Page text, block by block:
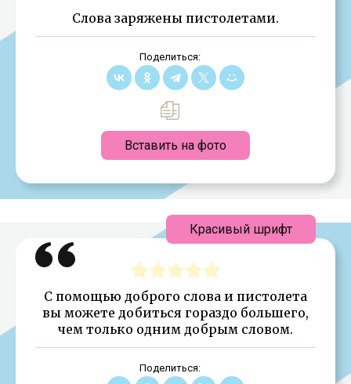
Слова заряжены пистолетами.
Поделиться:
Вставить на фото
С помощью доброго слова и пистолета
вы можете добиться гораздо большего,
чем только одним добрым словом.
Поделиться:
Красивый шрифт